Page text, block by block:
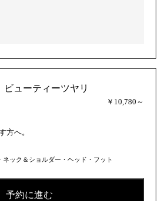
ビューティーツヤリ
￥10,780～
方へ。
ネック＆ショルダー・ヘッド・フット
予約に進む